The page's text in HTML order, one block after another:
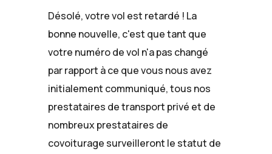
Désolé, votre vol est retardé ! La
bonne nouvelle, c'est que tant que
votre numéro de vol n'a pas changé
par rapport à ce que vous nous avez
initialement communiqué, tous nos
prestataires de transport privé et de
nombreux prestataires de
covoiturage surveilleront le statut de